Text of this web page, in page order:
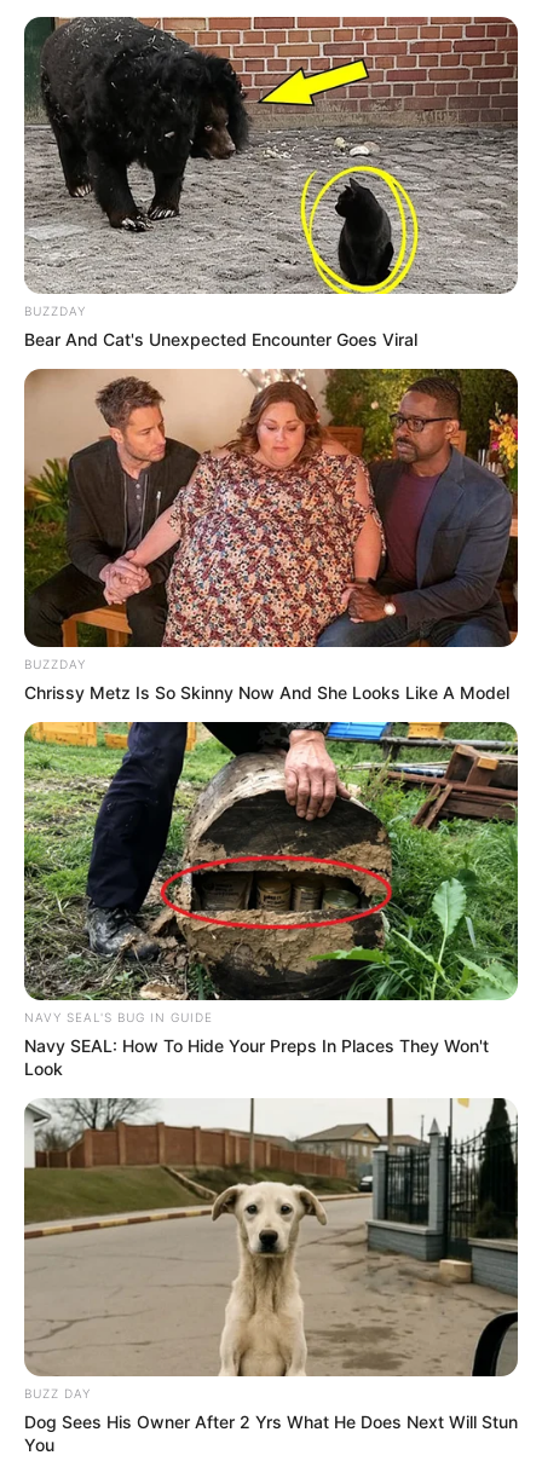
BUZZDAY
Bear And Cat's Unexpected Encounter Goes Viral
BUZZDAY
Chrissy Metz Is So Skinny Now And She Looks Like A Model
NAVY SEAL'S BUG IN GUIDE
Navy SEAL: How To Hide Your Preps In Places They Won't
Look
BUZZ DAY
Dog Sees His Owner After 2 Yrs What He Does Next Will Stun
You